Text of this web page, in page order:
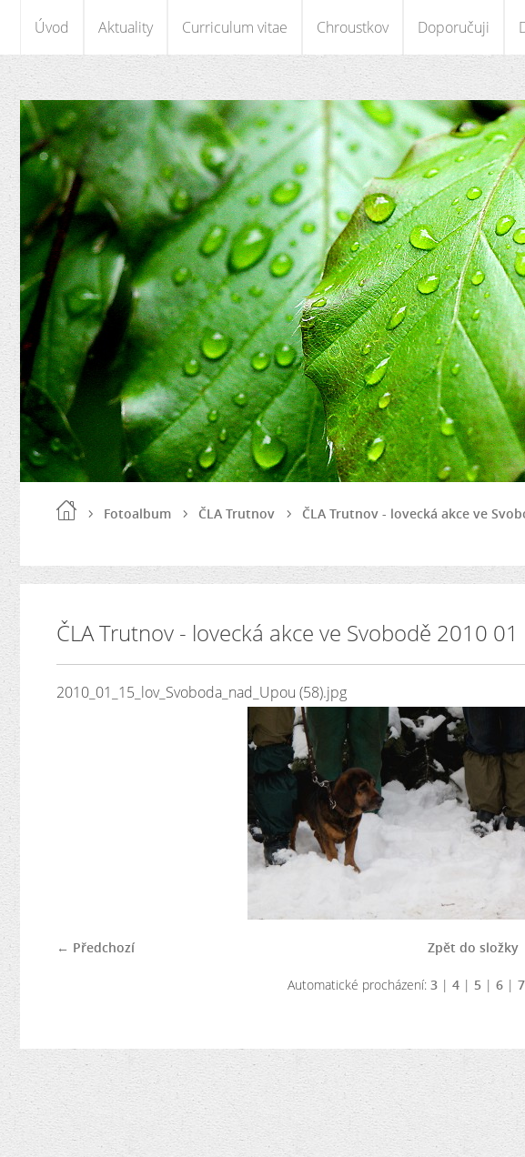
Úvod Aktuality Curriculum vitae Chroustkov Doporučuji
Fotoalbum ČLA Trutnov ČLA Trutnov - lovecká akce ve
ČLA Trutnov - lovecká akce ve Svobodě 2010 01
2010_01_15_lov_Svoboda_nad_Upou (58).jpg
← Předchozí Zpět do složky
Automatické procházení: 3| 4| 5| 6| 7